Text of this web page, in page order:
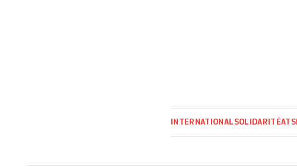
INTERNATIONAL SOLIDARITÉATS